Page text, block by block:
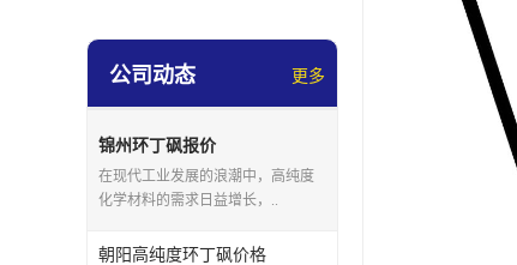
公司动态 更多
锦州环丁砜报价
在现代工业发展的浪潮中，高纯度
化学材料的需求日益增长，..
朝阳高纯度环丁砜价格